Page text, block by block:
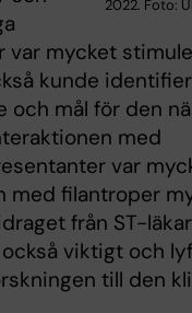
2022. Foto:
var mycket
kunde
och mål för den
med
var
med filantroper
från ST-
viktigt och
till den